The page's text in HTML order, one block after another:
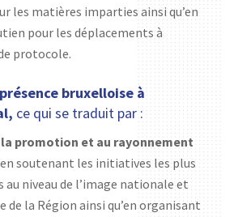
les matières imparties ainsi qu’en
pour les déplacements à
protocole.
bruxelloise à
ce qui se traduit par :
promotion et au rayonnement
en soutenant les initiatives les plus
niveau de l’image nationale et
la Région ainsi qu’en organisant